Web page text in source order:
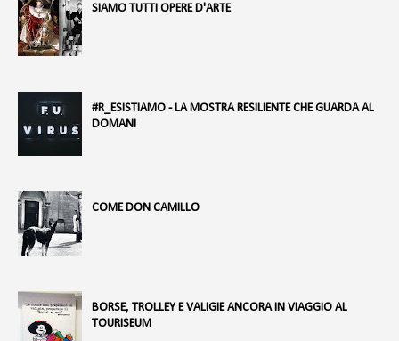
SIAMO TUTTI OPERE D'ARTE
#R_ESISTIAMO - LA MOSTRA RESILIENTE CHE GUARDA AL
DOMANI
COME DON CAMILLO
BORSE, TROLLEY E VALIGIE ANCORA IN VIAGGIO AL
TOURISEUM